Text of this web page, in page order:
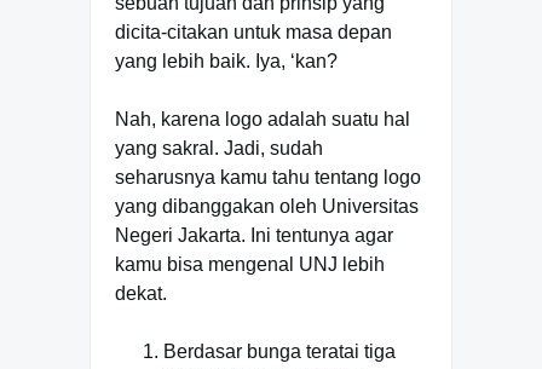
dicita-citakan untuk masa depan
yang lebih baik. Iya, ‘kan?
Nah, karena logo adalah suatu hal
yang sakral. Jadi, sudah
seharusnya kamu tahu tentang logo
yang dibanggakan oleh Universitas
Negeri Jakarta. Ini tentunya agar
kamu bisa mengenal UNJ lebih
dekat.
Berdasar bunga teratai tiga